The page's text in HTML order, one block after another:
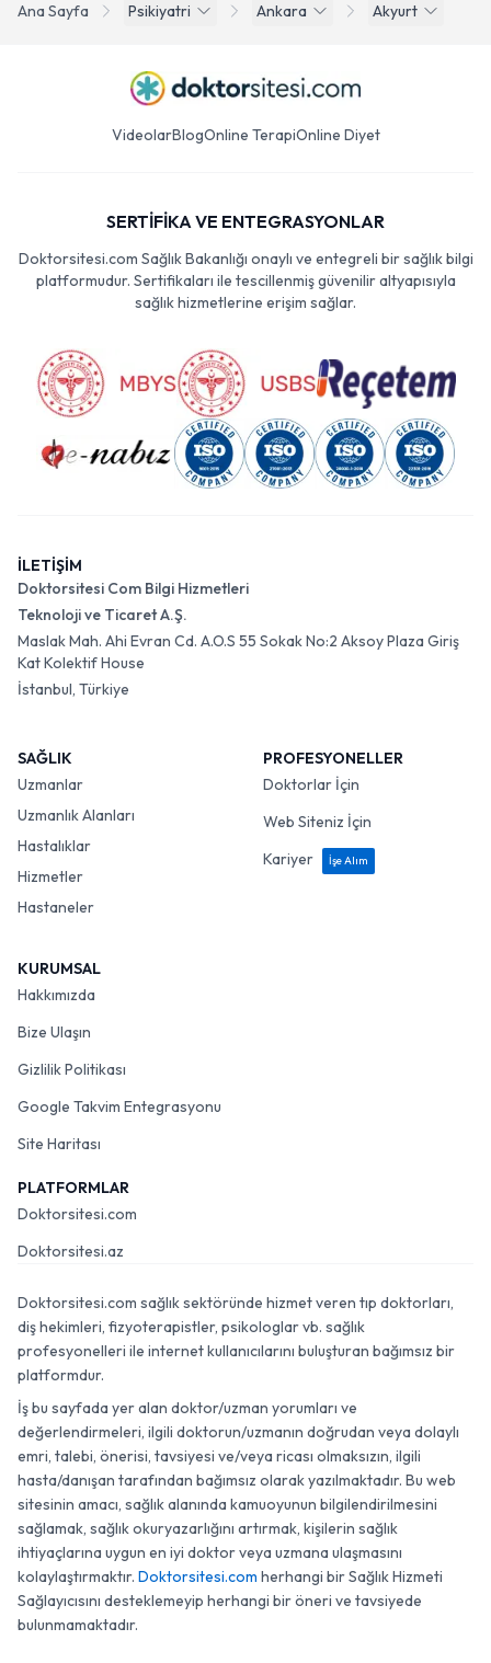
Ana Sayfa Psikiyatri Ankara Akyurt
VideolarBlogOnline TerapiOnline Diyet
SERTİFİKA VE ENTEGRASYONLAR
Doktorsitesi.com Sağlık Bakanlığı onaylı ve entegreli bir sağlık bilgi
platformudur. Sertifikaları ile tescillenmiş güvenilir altyapısıyla
sağlık hizmetlerine erişim sağlar.
İLETİŞİM
Doktorsitesi Com Bilgi Hizmetleri
Teknoloji ve Ticaret A.Ş.
Maslak Mah. Ahi Evran Cd. A.O.S 55 Sokak No:2 Aksoy Plaza Giriş
Kat Kolektif House
İstanbul, Türkiye
SAĞLIK
Uzmanlar
Uzmanlık Alanları
Hastalıklar
Hizmetler
Hastaneler
PROFESYONELLER
Doktorlar İçin
Web Siteniz İçin
Kariyer
İşe Alım
KURUMSAL
Hakkımızda
Bize Ulaşın
Gizlilik Politikası
Google Takvim Entegrasyonu
Site Haritası
PLATFORMLAR
Doktorsitesi.com
Doktorsitesi.az
Doktorsitesi.com sağlık sektöründe hizmet veren tıp doktorları,
diş hekimleri, fizyoterapistler, psikologlar vb. sağlık
profesyonelleri ile internet kullanıcılarını buluşturan bağımsız bir
platformdur.
İş bu sayfada yer alan doktor/uzman yorumları ve
değerlendirmeleri, ilgili doktorun/uzmanın doğrudan veya dolaylı
emri, talebi, önerisi, tavsiyesi ve/veya ricası olmaksızın, ilgili
hasta/danışan tarafından bağımsız olarak yazılmaktadır. Bu web
sitesinin amacı, sağlık alanında kamuoyunun bilgilendirilmesini
sağlamak, sağlık okuryazarlığını artırmak, kişilerin sağlık
ihtiyaçlarına uygun en iyi doktor veya uzmana ulaşmasını
kolaylaştırmaktır. Doktorsitesi.com herhangi bir Sağlık Hizmeti
Sağlayıcısını desteklemeyip herhangi bir öneri ve tavsiyede
bulunmamaktadır.